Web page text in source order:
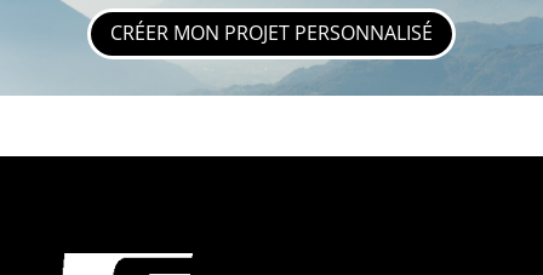
CRÉER MON PROJET PERSONNALISÉ